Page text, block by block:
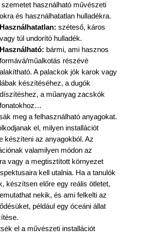
használható művészeti
és használhatatlan hulladékra.
Használhatatlan: széteső, káros
vagy túl undorító hulladék.
Használható: bármi, ami hasznos
formává/műalkotás részévé
alakítható. A palackok jók karok vagy
lábak készítéséhez, a dugók
díszítéshez, a műanyag zacskók
fonatokhoz…
meg a felhasználható anyagokat.
el, milyen installációt
készíteni az anyagokból. Az
valamilyen módon az
vagy a megtisztított környezet
kell utalnia. Ha a tanulók
készítsen előre egy reális ötletet,
nekik, és ami felkelti az
például egy óceáni állat
el a művészeti installációt